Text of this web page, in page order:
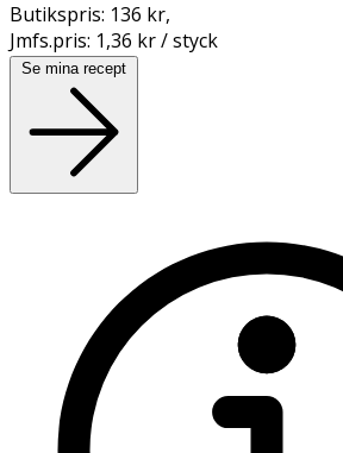
Butikspris: 136 kr,
Jmfs.pris: 1,36 kr / styck
Se mina recept